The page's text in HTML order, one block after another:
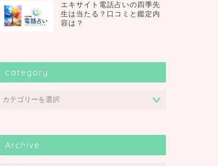
エキサイト電話占いの四季先
生は当たる？口コミと鑑定内
容は？
category
Archive